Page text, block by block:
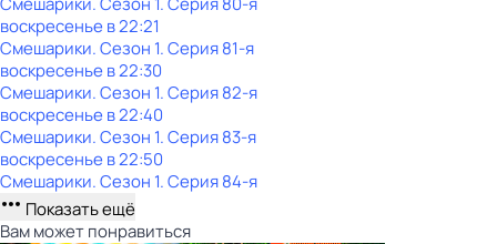
воскресенье в22:21
Смешарики. Сезон 1. Серия 81-я
воскресенье в22:30
Смешарики. Сезон 1. Серия 82-я
воскресенье в22:40
Смешарики. Сезон 1. Серия 83-я
воскресенье в22:50
Смешарики. Сезон 1. Серия 84-я
Показать ещё
Вам может понравиться